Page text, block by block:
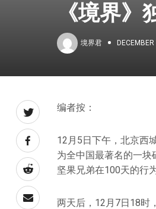
《境界
境界君
编者按：
12月5日下午，北京西
为全中国最著名的一
坚果兄弟在100天的行
两天后，12月7日18时